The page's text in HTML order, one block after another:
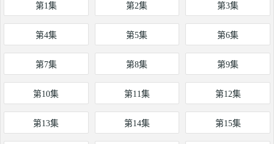
第1集 第2集 第3集
第4集 第5集 第6集
第7集 第8集 第9集
第10集 第11集 第12集
第13集 第14集 第15集